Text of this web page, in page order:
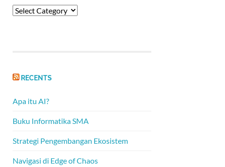
Categories
RECENTS
Apa itu AI?
Buku Informatika SMA
Strategi Pengembangan Ekosistem
Navigasi di Edge of Chaos